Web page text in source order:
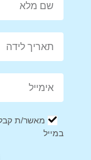
מאשר/ת
במייל